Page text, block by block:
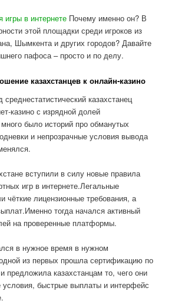
в интернете Почему именно он? В
этой площадки среди игроков из
Шымкента и других городов? Давайте
пафоса – просто и по делу.
казахстанцев к онлайн-казино
казахстанец
казино с изрядной долей
было историй про обманутых
и непрозрачные условия вывода
вступили в силу новые правила
игр в интернете.Легальные
чёткие лицензионные требования, а
тогда начался активный
на проверенные платформы.
в нужное время в нужном
из первых прошла сертификацию по
предложила казахстанцам то, чего они
быстрые выплаты и интерфейс